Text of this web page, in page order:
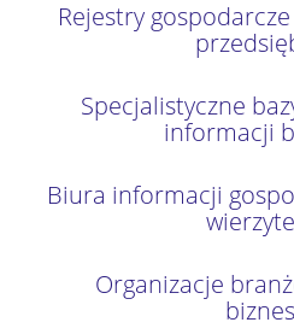
Rejestry
Specjalistyczne
informacji
Biura informacji
Organizacje